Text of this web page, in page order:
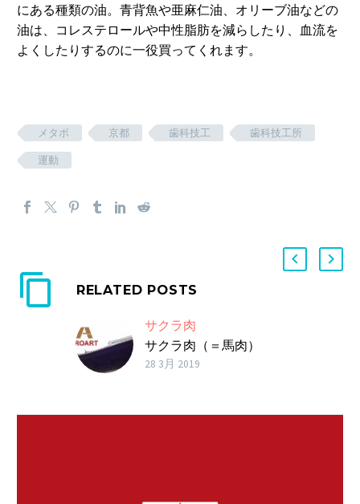
にある種類の油。青背魚や亜麻仁油、オリーブ油などの
油は、コレステロールや中性脂肪を減らしたり、血流を
よくしたりするのに一役買ってくれます。
メタボ 京都 歯科技工
歯科技工所
運動
RELATED POSTS
サクラ肉
サクラ肉（＝馬肉）
は、東洋医学的に「余
28 3月 2019